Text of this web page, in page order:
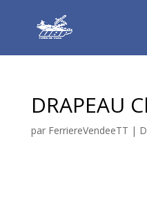
DRAPEAU
par FerriereVendeeTT |